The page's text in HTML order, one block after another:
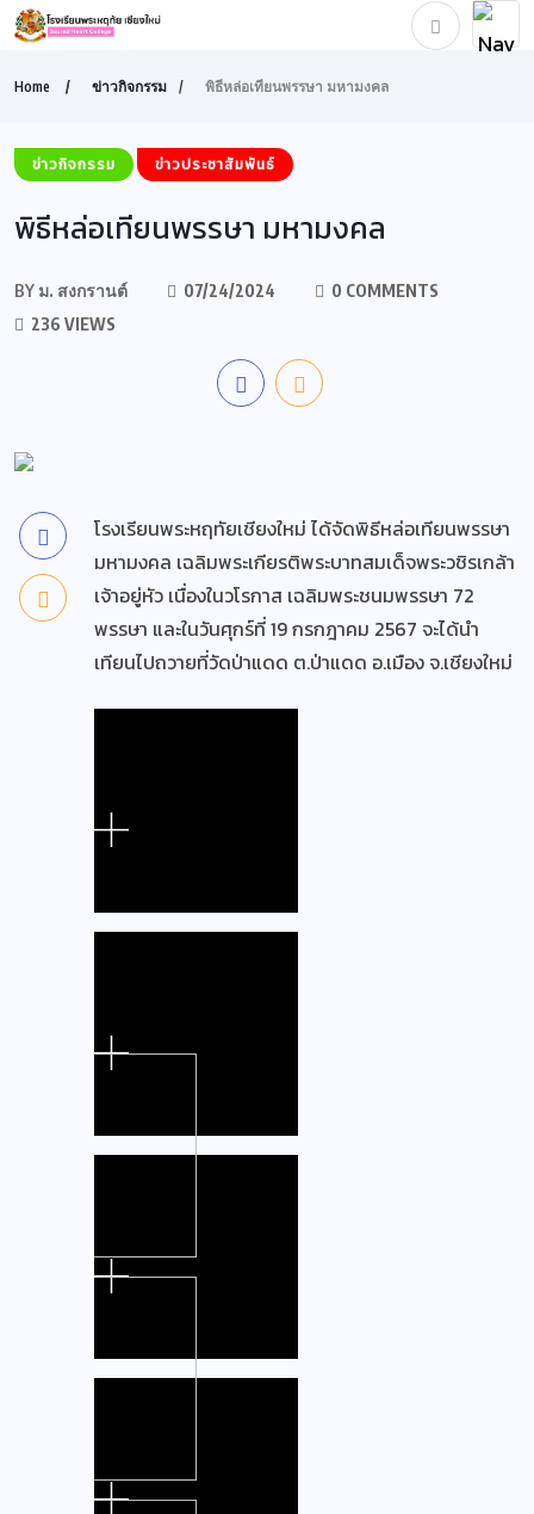
Home ข่าวกิจกรรม พิธีหล่อเทียนพรรษา มหามงคล
ข่าวกิจกรรม ข่าวประชาสัมพันธ์
พิธีหล่อเทียนพรรษา มหามงคล
BY ม. สงกรานต์ 07/24/2024
0 COMMENTS
236 VIEWS
โรงเรียนพระหฤทัยเชียงใหม่ ได้จัดพิธีหล่อเทียนพรรษา
มหามงคล เฉลิมพระเกียรติพระบาทสมเด็จพระวชิรเกล้า
เจ้าอยู่หัว เนื่องในวโรกาส เฉลิมพระชนมพรรษา 72
พรรษา และในวันศุกร์ที่ 19 กรกฎาคม 2567 จะได้นำ
เทียนไปถวายที่วัดป่าแดด ต.ป่าแดด อ.เมือง จ.เชียงใหม่